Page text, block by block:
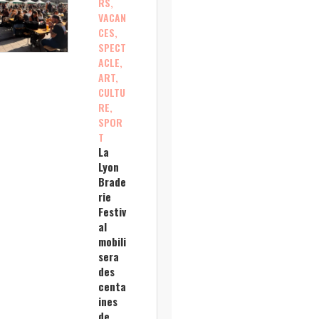
VACAN
CES,
SPECT
ACLE,
ART,
CULTU
RE,
SPOR
T
La
Lyon
Brade
rie
Festiv
al
mobili
sera
des
centa
ines